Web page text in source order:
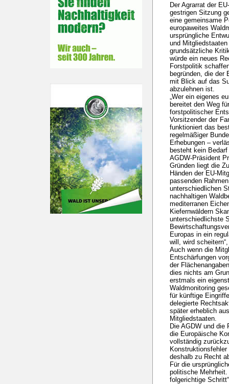
Der Agrarrat der
gestrigen Sitzung
eine gemeinsame
europaweites
ursprüngliche
und
grundsätzliche
würde ein neues
Forstpolitik
begründen, die der
mit Blick auf das
abzulehnen ist.
„Wer ein eigenes
bereitet den Weg
forstpolitischer
Vorsitzender der
funktioniert das
regelmäßiger
Erhebungen –
besteht kein
AGDW-Präsident
Gründen liegt die
Händen der EU-
passenden
unterschiedlichen
nachhaltigen
mediterranen
Kiefernwäldern
unterschiedlichste
Europas in ein
will, wird
Auch wenn die
Entschärfungen
der
dies nichts am
erstmals ein
Waldmonitoring
für künftige
delegierte
später erheblich
Mitgliedstaaten.
Die AGDW und die
die Europäische
vollständig
deshalb zu Recht
Für die
politische
folgerichtige